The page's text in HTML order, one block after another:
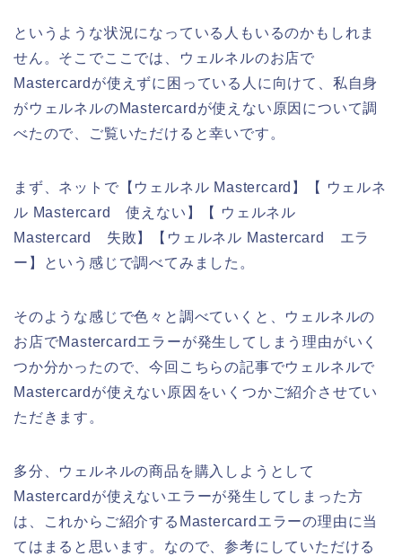
というような状況になっている人もいるのかもしれま
せん。そこでここでは、ウェルネルのお店で
Mastercardが使えずに困っている人に向けて、私自身
がウェルネルのMastercardが使えない原因について調
べたので、ご覧いただけると幸いです。
まず、ネットで【ウェルネル Mastercard】【 ウェルネ
ル Mastercard 使えない】【 ウェルネル
Mastercard 失敗】【ウェルネル Mastercard エラ
ー】という感じで調べてみました。
そのような感じで色々と調べていくと、ウェルネルの
お店でMastercardエラーが発生してしまう理由がいく
つか分かったので、今回こちらの記事でウェルネルで
Mastercardが使えない原因をいくつかご紹介させてい
ただきます。
多分、ウェルネルの商品を購入しようとして
Mastercardが使えないエラーが発生してしまった方
は、これからご紹介するMastercardエラーの理由に当
てはまると思います。なので、参考にしていただける